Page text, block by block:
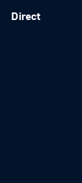
Direct
LE